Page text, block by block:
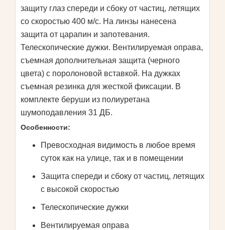
защиту глаз спереди и сбоку от частиц, летящих
со скоростью 400 м/с. На линзы нанесена
защита от царапин и запотевания.
Телескопические дужки. Вентилируемая оправа,
съемная дополнительная защита (черного
цвета) с поролоновой вставкой. На дужках
съемная резинка для жесткой фиксации. В
комплекте беруши из полиуретана
шумоподавления 31 ДБ.
Особенности:
Превосходная видимость в любое время
суток как на улице, так и в помещении
Защита спереди и сбоку от частиц, летящих
с высокой скоростью
Телескопические дужки
Вентилируемая оправа